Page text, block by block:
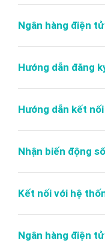
Ngân hàng điện
Hướng dẫn đăng
Hướng dẫn kết
Nhận biến động
Kết nối với hệ
Ngân hàng điện tử